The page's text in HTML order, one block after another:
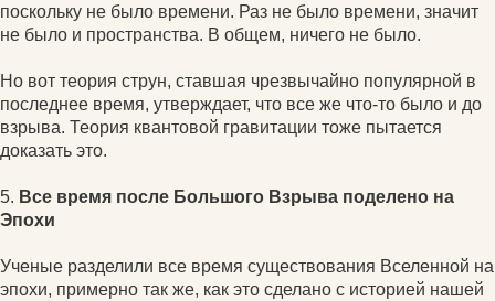
поскольку не было времени. Раз не было времени, значит
не было и пространства. В общем, ничего не было.
Но вот теория струн, ставшая чрезвычайно популярной в
последнее время, утверждает, что все же что-то было и до
взрыва. Теория квантовой гравитации тоже пытается
доказать это.
5. Все время после Большого Взрыва поделено на
Эпохи
Ученые разделили все время существования Вселенной на
эпохи, примерно так же, как это сделано с историей нашей